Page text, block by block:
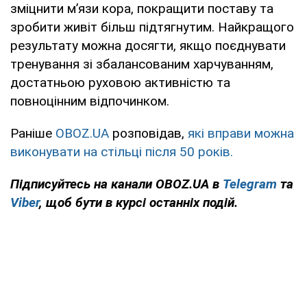
зміцнити м’язи кора, покращити поставу та
зробити живіт більш підтягнутим. Найкращого
результату можна досягти, якщо поєднувати
тренування зі збалансованим харчуванням,
достатньою руховою активністю та
повноцінним відпочинком.
Раніше OBOZ.UA розповідав, які вправи можна
виконувати на стільці після 50 років.
Підписуйтесь на канали OBOZ.UA в Telegram та
Viber, щоб бути в курсі останніх подій.